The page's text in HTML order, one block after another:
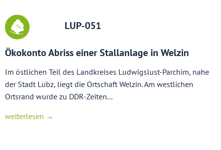
LUP-051
Ökokonto Abriss einer Stallanlage in Welzin
Im östlichen Teil des Landkreises Ludwigslust-Parchim, nahe
der Stadt Lübz, liegt die Ortschaft Welzin. Am westlichen
Ortsrand wurde zu DDR-Zeiten...
weiterlesen →